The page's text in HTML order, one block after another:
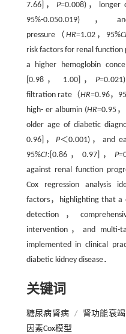
7.66]， P=0.008)，longer
95%-0.050.019)，
pressure（ HR=1.02，95%CI
risk factors for renal function
a higher hemoglobin
[0.98， 1.00]， P
filtration rate（HR=0.96，
high- er albumin (HR=0.95
older age of diabetic
0.96]，P＜0.001)，and
95%CI:[0.86，0.97]， P
against renal function
Cox regression analysis
factors，highlighting that a
detection，
intervention，and multi-
implemented in clinical
diabetic kidney disease．
关键词
糖尿病肾病 / 肾功能衰竭
因素Cox模型